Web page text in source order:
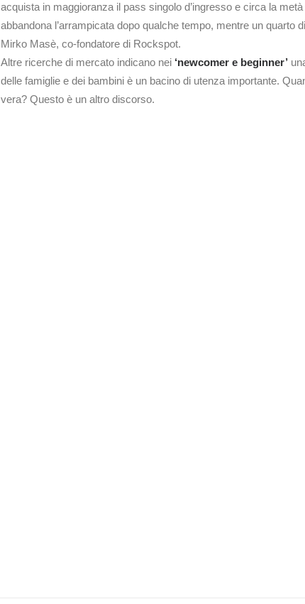
acquista in maggioranza il pass singolo d’ingresso e circa la
abbandona l’arrampicata dopo qualche tempo, mentre un quarto
Mirko Masè, co-fondatore di Rockspot.
Altre ricerche di mercato indicano nei ‘newcomer e beginner’
delle famiglie e dei bambini è un bacino di utenza importante.
vera? Questo è un altro discorso.